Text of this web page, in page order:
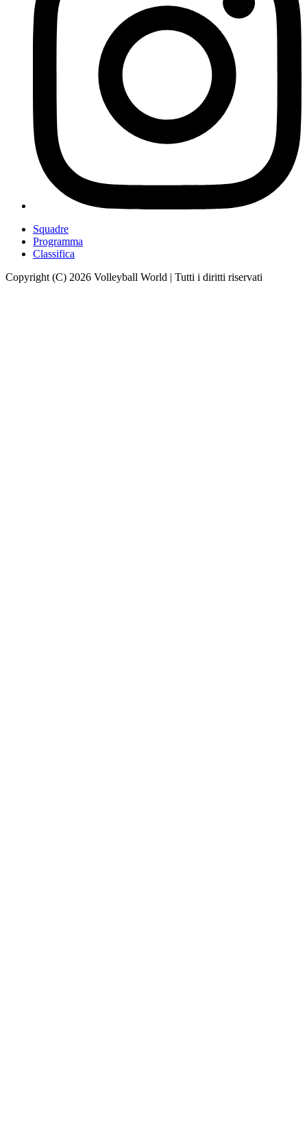
Squadre
Programma
Classifica
Copyright (C) 2026 Volleyball World | Tutti i diritti riservati